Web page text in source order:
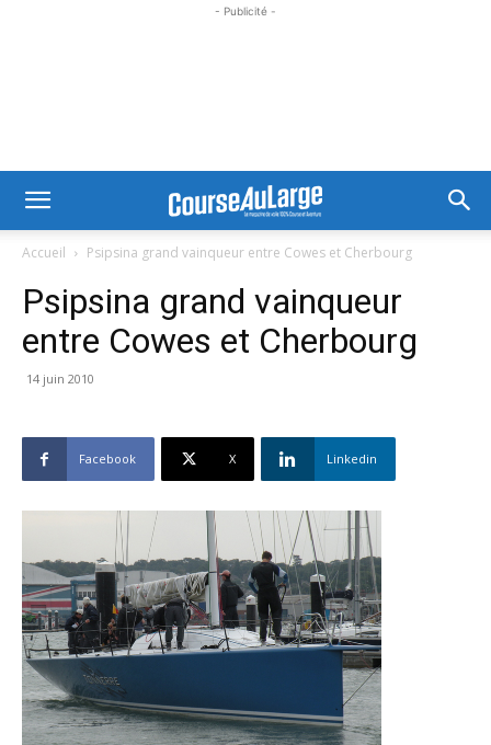
- Publicité -
Accueil Psipsina grand vainqueur entre Cowes et Cherbourg
Psipsina grand vainqueur
entre Cowes et Cherbourg
14 juin 2010
Facebook X Linkedin